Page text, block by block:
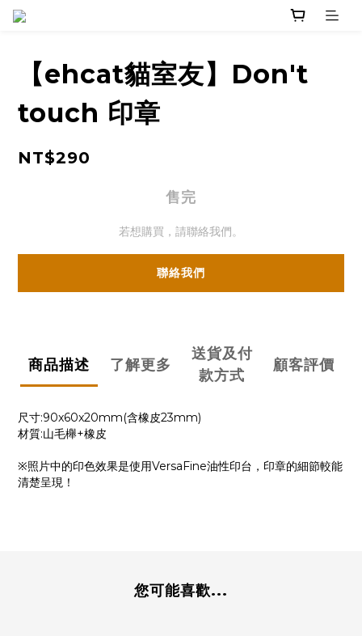
【ehcat貓室友】Don't
touch 印章
NT$290
售完
若想購買，請聯絡我們。
聯絡我們
商品描述 了解更多
送貨及付
款方式
顧客評價
尺寸:90x60x20mm(含橡皮23mm)
材質:山毛櫸+橡皮
※照片中的印色效果是使用VersaFine油性印台，印章的細節較能
清楚呈現！
您可能喜歡...